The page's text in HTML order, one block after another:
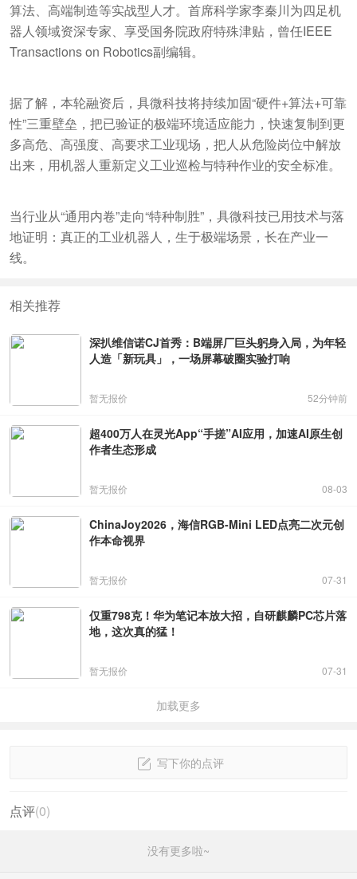
算法、高端制造等实战型人才。首席科学家李秦川为四足机
器人领域资深专家、享受国务院政府特殊津贴，曾任IEEE
Transactions on Robotics副编辑。
据了解，本轮融资后，具微科技将持续加固“硬件+算法+可靠
性”三重壁垒，把已验证的极端环境适应能力，快速复制到更
多高危、高强度、高要求工业现场，把人从危险岗位中解放
出来，用机器人重新定义工业巡检与特种作业的安全标准。
当行业从“通用内卷”走向“特种制胜”，具微科技已用技术与落
地证明：真正的工业机器人，生于极端场景，长在产业一
线。
相关推荐
深扒维信诺CJ首秀：B端屏厂巨头躬身入局，为年轻
人造「新玩具」，一场屏幕破圈实验打响
暂无报价 52分钟前
超400万人在灵光App“手搓”AI应用，加速AI原生创
作者生态形成
暂无报价 08-03
ChinaJoy2026，海信RGB-Mini LED点亮二次元创
作本命视界
暂无报价 07-31
仅重798克！华为笔记本放大招，自研麒麟PC芯片落
地，这次真的猛！
暂无报价 07-31
加载更多
写下你的点评
点评(0)
没有更多啦~